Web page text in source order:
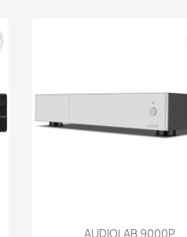
Anteprima
AUDIOLAB 9000P